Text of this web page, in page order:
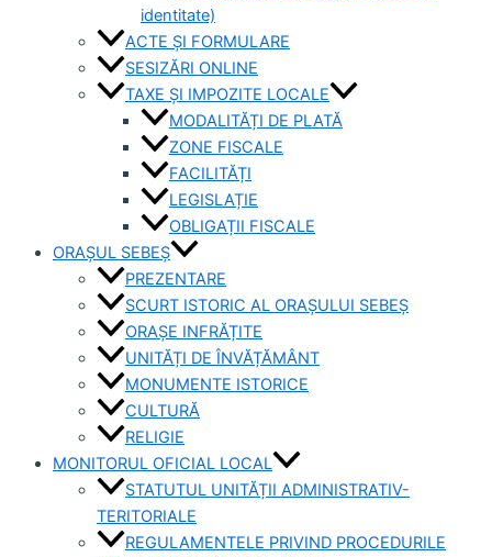
identitate)
ACTE ȘI FORMULARE
SESIZĂRI ONLINE
TAXE ȘI IMPOZITE LOCALE
MODALITĂȚI DE PLATĂ
ZONE FISCALE
FACILITĂȚI
LEGISLAȚIE
OBLIGAȚII FISCALE
ORAȘUL SEBEȘ
PREZENTARE
SCURT ISTORIC AL ORAȘULUI SEBEȘ
ORAȘE INFRĂȚITE
UNITĂȚI DE ÎNVĂȚĂMÂNT
MONUMENTE ISTORICE
CULTURĂ
RELIGIE
MONITORUL OFICIAL LOCAL
STATUTUL UNITĂȚII ADMINISTRATIV-
TERITORIALE
REGULAMENTELE PRIVIND PROCEDURILE